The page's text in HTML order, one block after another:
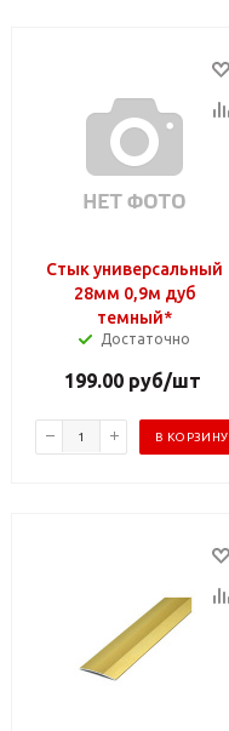
Стык универсальный
28мм 0,9м дуб
темный*
Достаточно
199.00руб/шт
В КОРЗИНУ